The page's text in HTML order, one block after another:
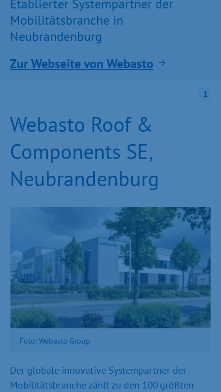
1
Etablierter Systempartner der
Mobilitätsbranche in
Neubrandenburg
Zur Webseite von Webasto
Webasto Roof &
Components SE,
Neubrandenburg
Foto: Webasto Group
Der globale innovative Systempartner der
Mobilitätsbranche zählt zu den 100 größten